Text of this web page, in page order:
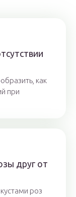
как
при
друг от
роз